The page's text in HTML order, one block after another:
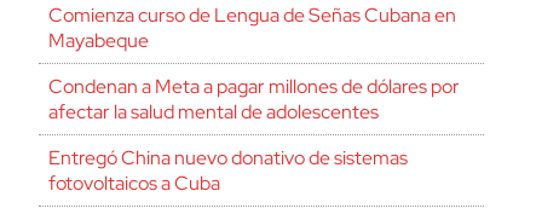
Comienza curso de Lengua de Señas Cubana en
Mayabeque
Condenan a Meta a pagar millones de dólares por
afectar la salud mental de adolescentes
Entregó China nuevo donativo de sistemas
fotovoltaicos a Cuba